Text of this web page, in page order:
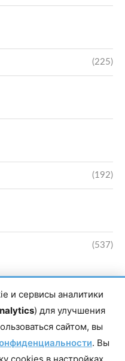
(225)
(192)
(537)
Тимур Нухович. Контакты
По вопросам
и сервисы аналитики
) для улучшения
сайтом, вы
. Вы